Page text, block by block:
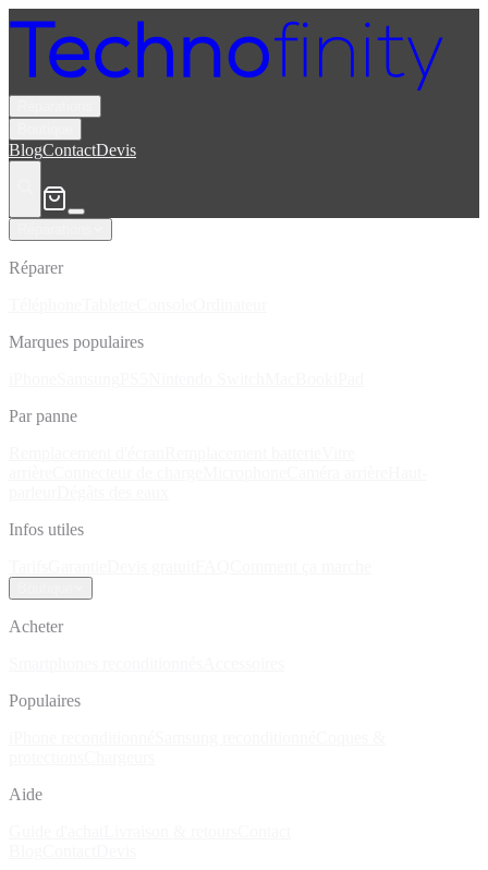
BlogContactDevis
Réparer
Marques populaires
Par panne
Infos utiles
Acheter
Populaires
Aide